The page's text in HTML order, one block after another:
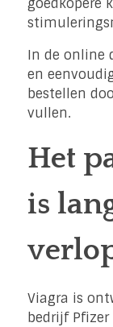
goedkopere
In de online
en
bestellen
vullen.
Het
is
Viagra is
bedrijf